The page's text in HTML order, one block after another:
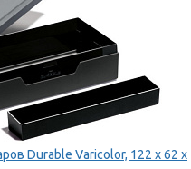
Durable Varicolor, 122 x 62 x